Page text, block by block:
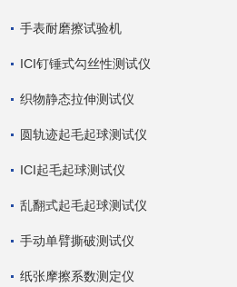
手表耐磨擦试验机
ICI钉锤式勾丝性测试仪
织物静态拉伸测试仪
圆轨迹起毛起球测试仪
ICI起毛起球测试仪
乱翻式起毛起球测试仪
手动单臂撕破测试仪
纸张摩擦系数测定仪